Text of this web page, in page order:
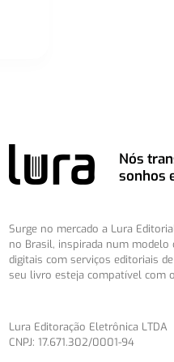
Nós
sonhos
Surge no mercado a Lura
no Brasil, inspirada num modelo
digitais com serviços editoriais
seu livro esteja compatível com
Lura Editoração Eletrônica LTDA
CNPJ: 17.671.302/0001-94